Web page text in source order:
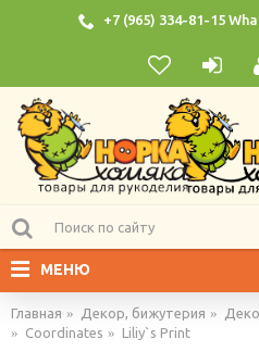
+7 (965) 334-81-15
МЕНЮ
Главная Декор, бижутерия
Coordinates
Liliy`s Print